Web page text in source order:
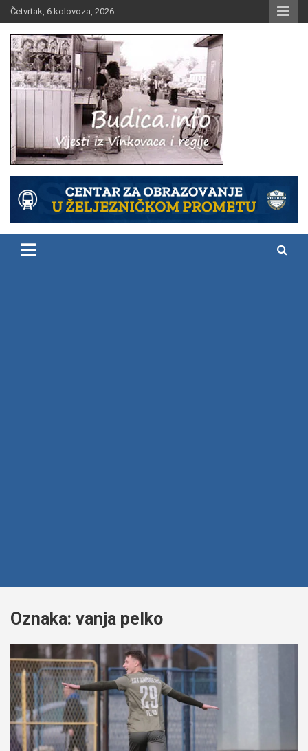
Skip
to
content
Četvrtak, 6 kolovoza, 2026
Budica.info
Oznaka: vanja pelko